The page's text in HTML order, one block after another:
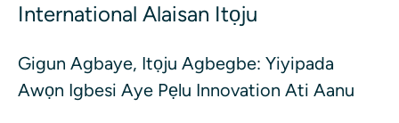
International Alaisan Itọju
Gigun Agbaye, Itọju Agbegbe: Yiyipada
Awọn Igbesi Aye Pẹlu Innovation Ati Aanu